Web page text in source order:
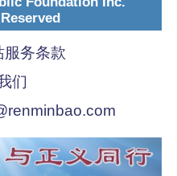
服务条款
们